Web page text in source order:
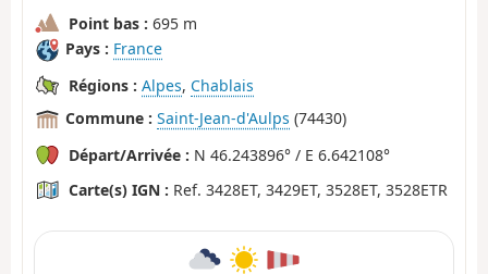
Point bas : 695 m
Pays : France
Régions : Alpes, Chablais
Commune : Saint-Jean-d'Aulps (74430)
Départ/Arrivée : N 46.243896° / E 6.642108°
Carte(s) IGN : Ref. 3428ET, 3429ET, 3528ET, 3528ETR